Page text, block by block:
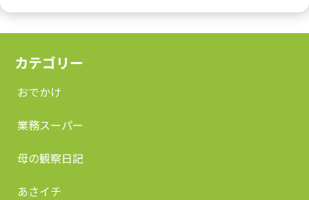
カテゴリー
おでかけ
業務スーパー
母の観察日記
あさイチ